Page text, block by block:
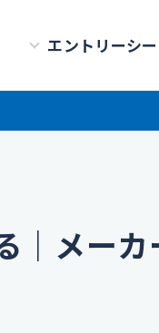
エントリーシ
｜メーカ